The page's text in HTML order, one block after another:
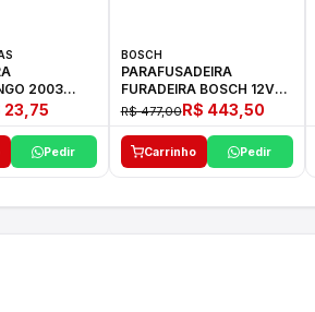
2003
23,75
Pedir
BOSCH
PARAFUSADEIRA
FURADEIRA BOSCH 12V
GSR 1000 SMART
R$ 477,00R$ 443,50
Carrinho Pedir